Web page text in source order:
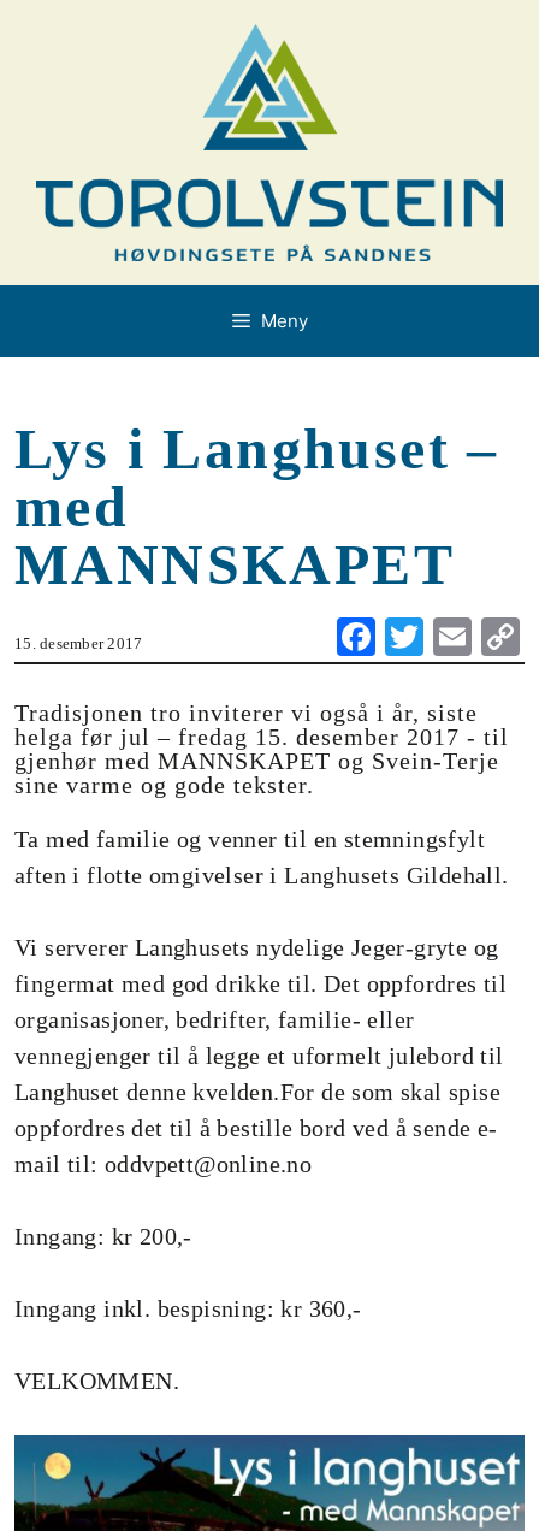
Meny
Lys i Langhuset –
med
MANNSKAPET
15. desember 2017
Fa
ce
bo
ok
T
wi
tte
r
E
m
ail
Tradisjonen tro inviterer vi også i år, siste
helga før jul – fredag 15. desember 2017 - til
gjenhør med MANNSKAPET og Svein-Terje
sine varme og gode tekster.
Ta med familie og venner til en stemningsfylt
aften i flotte omgivelser i Langhusets Gildehall.
Vi serverer Langhusets nydelige Jeger-gryte og
fingermat med god drikke til. Det oppfordres til
organisasjoner, bedrifter, familie- eller
vennegjenger til å legge et uformelt julebord til
Langhuset denne kvelden.For de som skal spise
oppfordres det til å bestille bord ved å sende e-
mail til: oddvpett@online.no
Inngang: kr 200,-
Inngang inkl. bespisning: kr 360,-
VELKOMMEN.